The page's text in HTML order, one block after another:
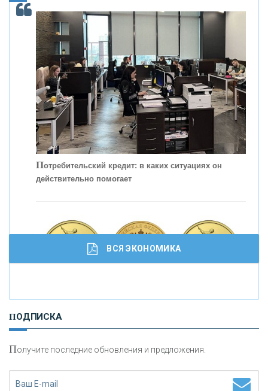
ОНАС
КОНТАКТЫ
Потребительский кредит: в каких ситуациях он
действительно помогает
И
сохранения и увеличения капитала
ВСЯ ЭКОНОМИКА
ПОДПИСКА
Получите последние обновления и предложения.